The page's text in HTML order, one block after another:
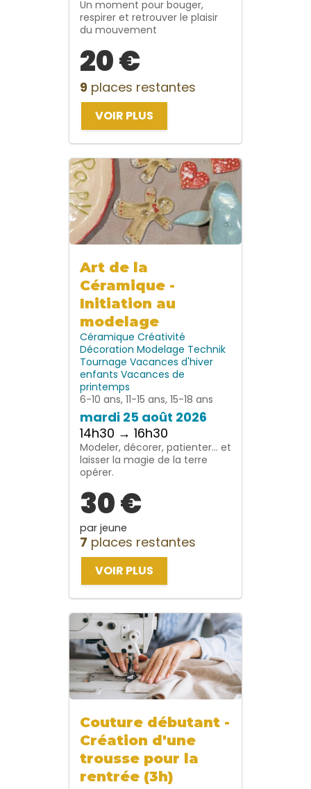
Un moment pour bouger,
respirer et retrouver le plaisir
du mouvement
20 €
9 places restantes
VOIR PLUS
Art de la
Céramique -
Initiation au
modelage
Céramique Créativité
Décoration Modelage Technik
Tournage Vacances d'hiver
enfants Vacances de
printemps
6-10 ans, 11-15 ans, 15-18 ans
mardi 25 août 2026
14h30 → 16h30
Modeler, décorer, patienter… et
laisser la magie de la terre
opérer.
30 €
par jeune
7 places restantes
VOIR PLUS
Couture débutant -
Création d'une
trousse pour la
rentrée (3h)